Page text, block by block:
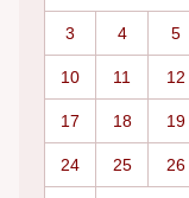
3 4 5
10 11 12
17 18 19
24 25 26